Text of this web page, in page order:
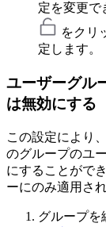
定を変更で
をクリ
定します。
ユーザーグル
は無効にする
この設定により
のグループのユ
にすることがで
ーにのみ適用され
グループを